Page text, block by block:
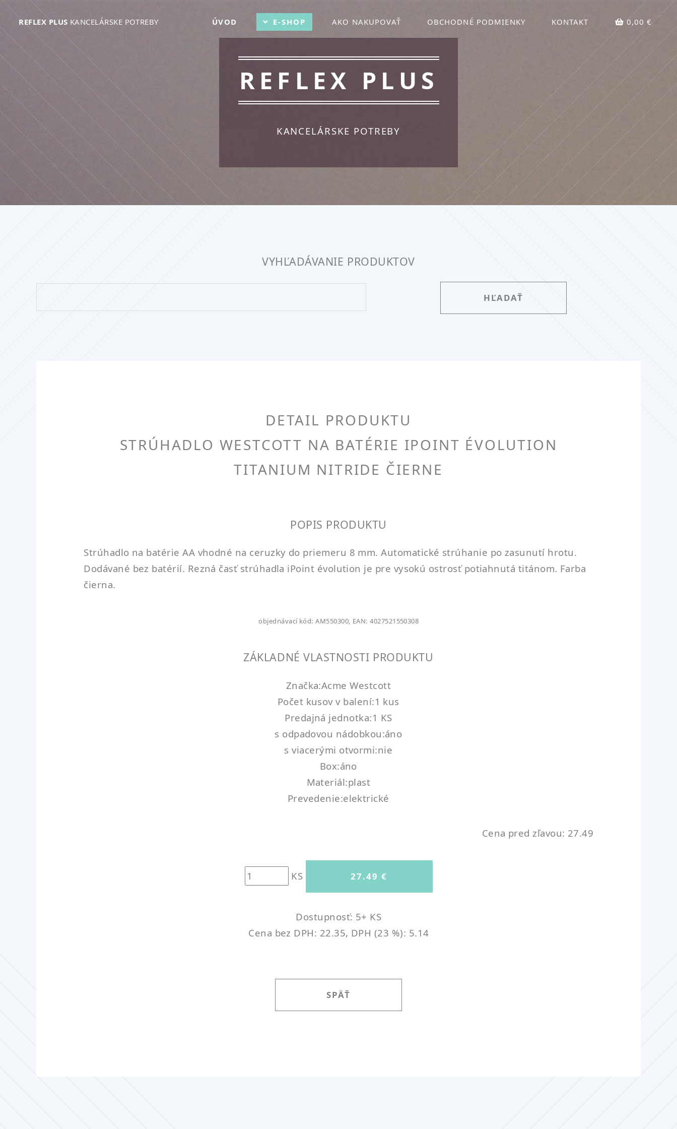
REFLEX PLUS KANCELÁRSKE POTREBY ÚVOD E-SHOP AKO NAKUPOVAŤ OBCHODNÉ PODMIENKY KONTAKT 0,00 €
REFLEX PLUS
KANCELÁRSKE POTREBY
VYHĽADÁVANIE PRODUKTOV
DETAIL PRODUKTU
STRÚHADLO WESTCOTT NA BATÉRIE IPOINT ÉVOLUTION
TITANIUM NITRIDE ČIERNE
POPIS PRODUKTU
Strúhadlo na batérie AA vhodné na ceruzky do priemeru 8 mm. Automatické strúhanie po zasunutí hrotu.
Dodávané bez batérií. Rezná časť strúhadla iPoint évolution je pre vysokú ostrosť potiahnutá titánom. Farba
čierna.
objednávací kód: AM550300, EAN: 4027521550308
ZÁKLADNÉ VLASTNOSTI PRODUKTU
Značka:Acme Westcott
Počet kusov v balení:1 kus
Predajná jednotka:1 KS
s odpadovou nádobkou:áno
s viacerými otvormi:nie
Box:áno
Materiál:plast
Prevedenie:elektrické
Cena pred zľavou: 27.49
KS
Dostupnosť: 5+ KS
Cena bez DPH: 22.35, DPH (23 %): 5.14
SPÄŤ